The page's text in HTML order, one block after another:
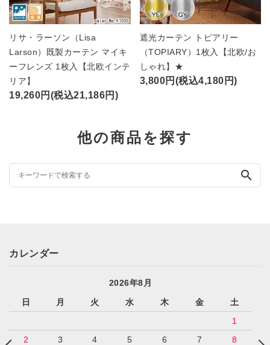
リサ・ラーソン（Lisa
Larson）既製カーテン マイキ
ーフレンズ 1枚入【北欧インテ
リア】
19,260円(税込21,186円)
遮光カーテン トピアリー
（TOPIARY）1枚入【北欧/お
しゃれ】★
3,800円(税込4,180円)
他の商品を探す
search
カレンダー
2026年8月
日
月 火 水 木 金
土
1
2
3 4 5 6 7
8